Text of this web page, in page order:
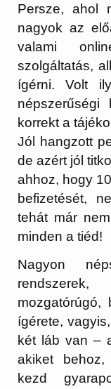
Persze, ahol
nagyok az
valami
szolgáltatás,
ígérni. Volt
korrekt a
Jól hangzott
de azért jól
ahhoz, hogy
befizetését,
tehát már
minden a tiéd!
Nagyon
mozgatórúgó,
ígérete,
két láb van –
akiket
kezd